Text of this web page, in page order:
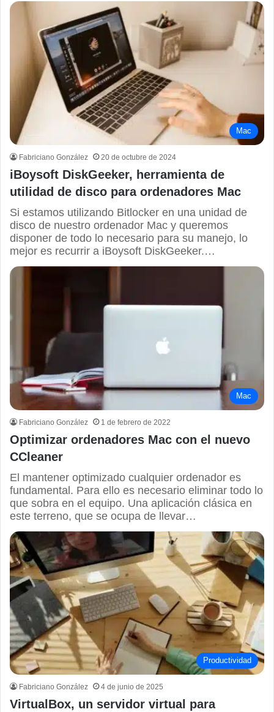
Mac
Fabriciano González 20 de octubre de 2024
iBoysoft DiskGeeker, herramienta de
utilidad de disco para ordenadores Mac
Si estamos utilizando Bitlocker en una unidad de
disco de nuestro ordenador Mac y queremos
disponer de todo lo necesario para su manejo, lo
mejor es recurrir a iBoysoft DiskGeeker.…
Mac
Fabriciano González 1 de febrero de 2022
Optimizar ordenadores Mac con el nuevo
CCleaner
El mantener optimizado cualquier ordenador es
fundamental. Para ello es necesario eliminar todo lo
que sobra en el equipo. Una aplicación clásica en
este terreno, que se ocupa de llevar…
Productividad
Fabriciano González 4 de junio de 2025
VirtualBox, un servidor virtual para